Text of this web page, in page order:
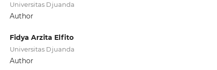
Universitas Djuanda
Author
Fidya Arzita Elfito
Universitas Djuanda
Author